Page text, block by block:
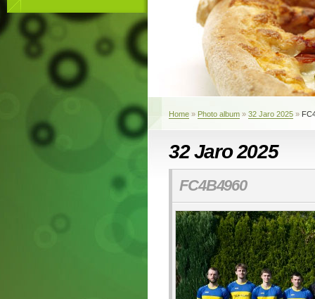
Home » Photo album » 32 Jaro 2025 »
32 Jaro 2025
FC4B4960